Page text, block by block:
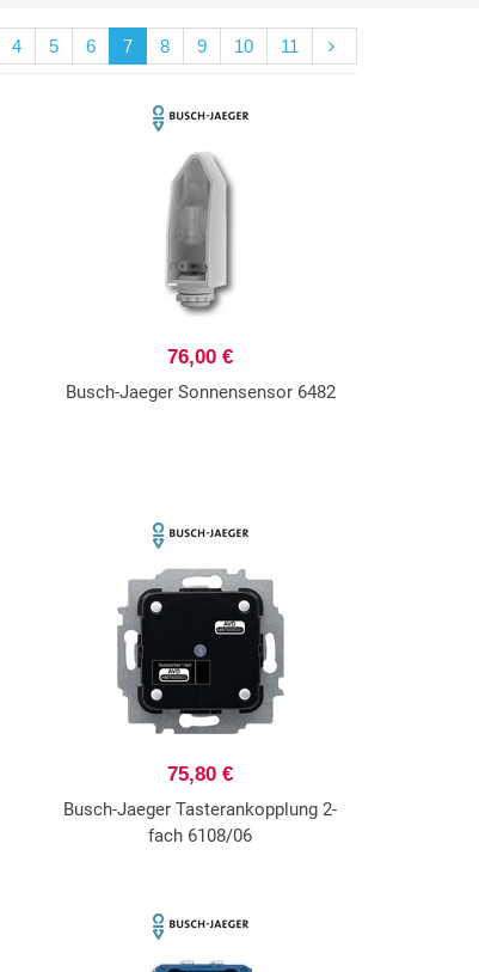
4 5 6 7 8 9 10 11
76,00 €
Busch-Jaeger Sonnensensor 6482
75,80 €
Busch-Jaeger Tasterankopplung 2-
fach 6108/06